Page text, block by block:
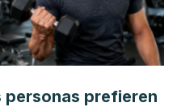
personas prefieren